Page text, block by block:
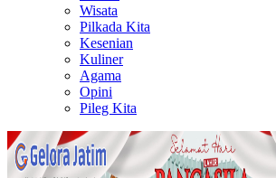
Wisata
Pilkada Kita
Kesenian
Kuliner
Agama
Opini
Pileg Kita